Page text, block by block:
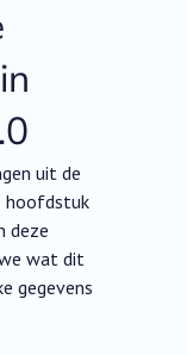
uit de
hoofdstuk
deze
we wat dit
gegevens